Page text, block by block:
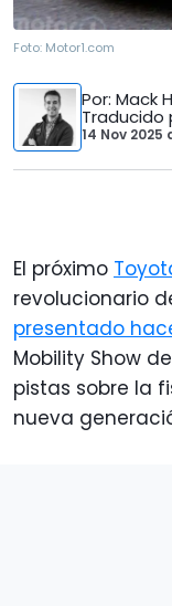
Foto: Motor1.com
Por: Mack
Traducido
14 Nov 2025
El próximo
revolucionario
presentado
Mobility Show
pistas sobre la
nueva